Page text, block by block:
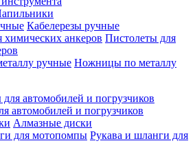
Кабелерезы ручные
Пистолеты для
Ножницы по металлу
автомобилей и погрузчиков
Алмазные диски
Рукава и шланги для